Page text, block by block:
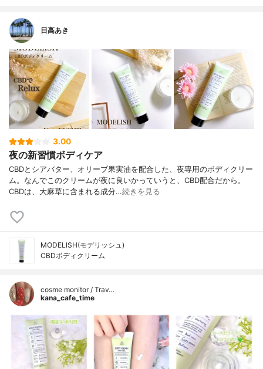
日高あき
3.00
夜の新習慣ボディケア
CBDとシアバター、オリーブ果実油を配合した、夜専用のボディクリー
ム。なんでこのクリームが夜に良いかっていうと、CBD配合だから。
CBDは、大麻草に含まれる成分…続きを見る
MODELISH(モデリッシュ)
CBDボディクリーム
cosme monitor / Trav…
kana_cafe_time